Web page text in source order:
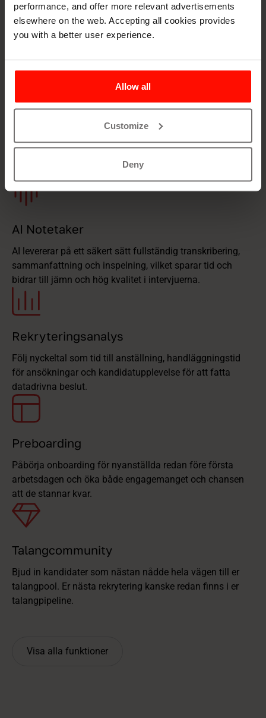
performance, and offer more relevant advertisements
elsewhere on the web. Accepting all cookies provides
you with a better user experience.
Allow all
Customize
Deny
Mål för ledtid
Taika sammanfattar ansökan, bilagor och interna
anteckningar, så att inga viktiga detaljer går förlorade.
AI Notetaker
AI levererar på ett säkert sätt fullständig transkribering,
sammanfattning och inspelning, vilket sparar tid och
bidrar till jämn och hög kvalitet i intervjuerna.
Rekryteringsanalys
Följ nyckeltal som tid till anställning, handläggningstid
för ansökningar och kandidatupplevelse för att fatta
datadrivna beslut.
Preboarding
Påbörja onboarding för nyanställda redan före första
arbetsdagen och öka både engagemanget och chansen
att de stannar kvar.
Talangcommunity
Bjud in kandidater som nästan nådde hela vägen till er
talangpool. Er nästa rekrytering kanske redan finns i er
talangpipeline.
Visa alla funktioner